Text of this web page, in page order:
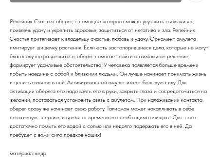
Репейник Счастья-оберег, с помощью которого можно улучшить свою жизнь,
привлечь удачу и укрепить здоровье, защититься от негатива и зла. Репейник
Счастья притягивает к владельцу счастье, любовь и удачу. Орнамент амулета
имитирует шишечку растения. Если есть застопорившиеся дела, которые не могут
благополучно разрешиться, оберег помогает найти оптимальное решение,
формирует удачливые обстоятельства. У человека появляется больше времени
побыть наедине с собой и близкими людьми. Он лучше начинает понимать жизнь
и ценить главное в ней. Активированный амулет имеет большую силу. Для
активации оберега его надо взять его в руки, закрыть глаза и сосредоточиться на
желании, постараться установить связь с амулетом. При налаживании контакта,
оберег сразу же начинает свою работу. Талисман может накапливать в себе
негативную энергию, и время от времени его необходимо очищать. Для этого
достаточно помыть его водой с солью или недолго подержать его в ней. Да
пребудет с вами сила предков наших!
материал: кедр